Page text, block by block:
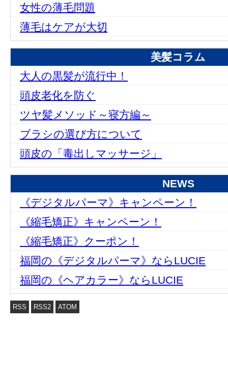
女性の薄毛問題
薄毛はケアが大切
美髪コラム
大人の黒髪が流行中！
頭皮老化を防ぐ
ツヤ髪メソッド～寝方編～
ブラシの選び方について
頭皮の「毒出しマッサージ」
NEWS
《デジタルパーマ》キャンペーン！
《縮毛矯正》キャンペーン！
《縮毛矯正》クーポン！
福岡の《デジタルパーマ》ならLUCIE
福岡の《ヘアカラー》ならLUCIE
RSS RSS2 ATOM